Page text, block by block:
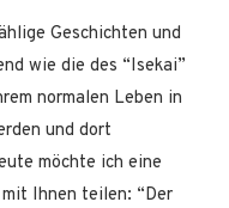
Geschichten und
wie die des “Isekai”
normalen Leben in
und dort
möchte ich eine
Ihnen teilen: “Der